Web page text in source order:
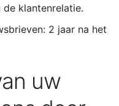
klantenrelatie.
2 jaar na het
uw